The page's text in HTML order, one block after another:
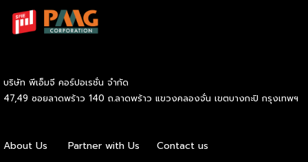
ก่อนตัดสินใจ จุดขายหลักของ SOOD’s คือความอร่อยแบบต้น
ตำรับ มาตรฐานเดียวกับร้านดังจากบรรทัดทอง แต่นำมาปรับให้
กล่องมีรสชาติสม่ำเสมอไม่ว่าจะสั่งจากสาขาไหน เมนูของแบรนด์
เน้นความเรียบง่ายแต่จัดเต็มด้านรสชาติ ได้แก่ หมี่ไก่ฉีก ไซส์ S
ราคา 69 บาท และไซส์ M ราคา 85 บาท หมี่ไก่แซ่บไซส์ M ราคา
นุ่มกำลังดี เนื้อไก่ฉีกแน่น หมูย่างหอมฉ่ำ […]
บริษัท พีเอ็มจี คอร์ปอเรชั่น จำกัด
47,49 ซอยลาดพร้าว 140 ถ.ลาดพร้าว แขวงคลองจั่น เขตบางกะปิ กรุงเทพฯ
About Us Partner with Us Contact us